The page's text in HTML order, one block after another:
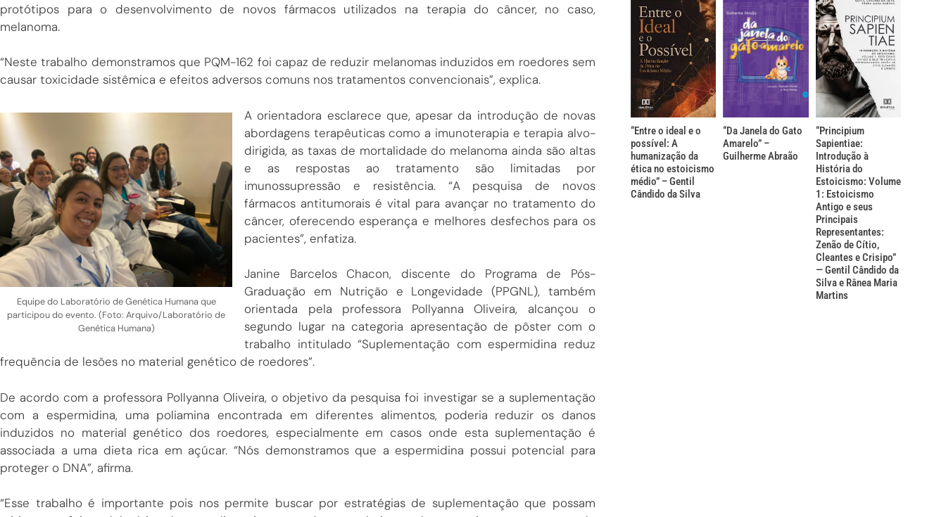
protótipos para o desenvolvimento de novos fármacos utilizados na terapia do câncer, no caso,
melanoma.
“Neste trabalho demonstramos que PQM-162 foi capaz de reduzir melanomas induzidos em roedores sem
causar toxicidade sistêmica e efeitos adversos comuns nos tratamentos convencionais”, explica.
Equipe do Laboratório de Genética Humana que
participou do evento. (Foto: Arquivo/Laboratório de
Genética Humana)
A orientadora esclarece que, apesar da introdução de novas
abordagens terapêuticas como a imunoterapia e terapia alvo-
dirigida, as taxas de mortalidade do melanoma ainda são altas
e as respostas ao tratamento são limitadas por
imunossupressão e resistência. “A pesquisa de novos
fármacos antitumorais é vital para avançar no tratamento do
câncer, oferecendo esperança e melhores desfechos para os
pacientes”, enfatiza.
Janine Barcelos Chacon, discente do Programa de Pós-
Graduação em Nutrição e Longevidade (PPGNL), também
orientada pela professora Pollyanna Oliveira, alcançou o
segundo lugar na categoria apresentação de pôster com o
trabalho intitulado “Suplementação com espermidina reduz
frequência de lesões no material genético de roedores”.
De acordo com a professora Pollyanna Oliveira, o objetivo da pesquisa foi investigar se a suplementação
com a espermidina, uma poliamina encontrada em diferentes alimentos, poderia reduzir os danos
induzidos no material genético dos roedores, especialmente em casos onde esta suplementação é
associada a uma dieta rica em açúcar. “Nós demonstramos que a espermidina possui potencial para
proteger o DNA”, afirma.
“Esse trabalho é importante pois nos permite buscar por estratégias de suplementação que possam
“Entre o ideal e o
possível: A
humanização da
ética no estoicismo
médio” – Gentil
Cândido da Silva
“Da Janela do Gato
Amarelo” –
Guilherme Abraão
“Principium
Sapientiae:
Introdução à
História do
Estoicismo: Volume
1: Estoicismo
Antigo e seus
Principais
Representantes:
Zenão de Cítio,
Cleantes e Crisipo”
— Gentil Cândido da
Silva e Rânea Maria
Martins